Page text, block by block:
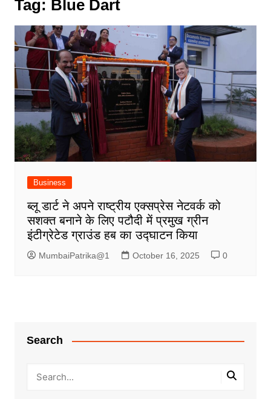
Tag: Blue Dart
Business
ब्लू डार्ट ने अपने राष्ट्रीय एक्सप्रेस नेटवर्क को
सशक्त बनाने के लिए पटौदी में प्रमुख ग्रीन
इंटीग्रेटेड ग्राउंड हब का उद्घाटन किया
MumbaiPatrika@1 October 16, 2025 0
Search